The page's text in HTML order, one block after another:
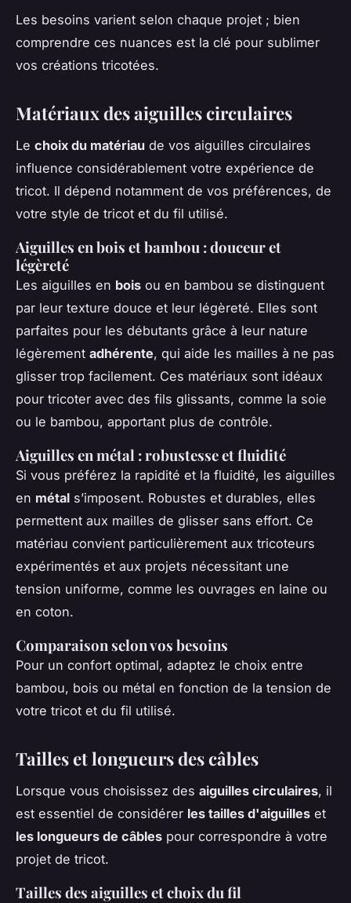
Les besoins varient selon chaque projet ; bien
comprendre ces nuances est la clé pour sublimer
vos créations tricotées.
Matériaux des aiguilles circulaires
Le choix du matériau de vos aiguilles circulaires
influence considérablement votre expérience de
tricot. Il dépend notamment de vos préférences, de
votre style de tricot et du fil utilisé.
Aiguilles en bois et bambou : douceur et
légèreté
Les aiguilles en bois ou en bambou se distinguent
par leur texture douce et leur légèreté. Elles sont
parfaites pour les débutants grâce à leur nature
légèrement adhérente, qui aide les mailles à ne pas
glisser trop facilement. Ces matériaux sont idéaux
pour tricoter avec des fils glissants, comme la soie
ou le bambou, apportant plus de contrôle.
Aiguilles en métal : robustesse et fluidité
Si vous préférez la rapidité et la fluidité, les aiguilles
en métal s’imposent. Robustes et durables, elles
permettent aux mailles de glisser sans effort. Ce
matériau convient particulièrement aux tricoteurs
expérimentés et aux projets nécessitant une
tension uniforme, comme les ouvrages en laine ou
en coton.
Comparaison selon vos besoins
Pour un confort optimal, adaptez le choix entre
bambou, bois ou métal en fonction de la tension de
votre tricot et du fil utilisé.
Tailles et longueurs des câbles
Lorsque vous choisissez des aiguilles circulaires, il
est essentiel de considérer les tailles d'aiguilles et
les longueurs de câbles pour correspondre à votre
projet de tricot.
Tailles des aiguilles et choix du fil